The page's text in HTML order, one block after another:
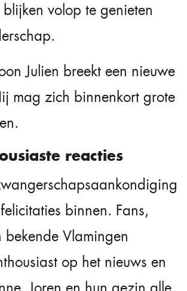
volop te genieten
Julien breekt een nieuwe
mag zich binnenkort grote
reacties
binnen. Fans,
bekende Vlamingen
op het nieuws en